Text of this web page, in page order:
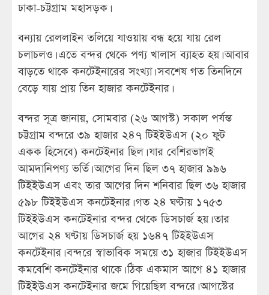
ঢাকা-চট্টগ্রাম মহাসড়ক।
বন্যায় রেললাইন তলিয়ে যাওয়ায় বন্ধ হয়ে যায় রেল
চলাচলও। এতে বন্দর থেকে পণ্য খালাস ব্যাহত হয়। আবার
বাড়তে থাকে কনটেইনারের সংখ্যা। সবশেষ গত তিনদিনে
বেড়ে যায় প্রায় তিন হাজার কনটেইনার।
বন্দর সূত্র জানায়, সোমবার (২৬ আগস্ট) সকাল পর্যন্ত
চট্টগ্রাম বন্দরে ৩৯ হাজার ২৪৭ টিইইউএস (২০ ফুট
একক হিসেবে) কনটেইনার ছিল। যার বেশিরভাগই
আমদানিপণ্য ভর্তি। আগের দিন ছিল ৩৭ হাজার ৯৯৬
টিইইউএস এবং তার আগের দিন শনিবার ছিল ৩৬ হাজার
৫৯৮ টিইইউএস কনটেইনার। গত ২৪ ঘণ্টায় ১৭৫৩
টিইইউএস কনটেইনার বন্দর থেকে ডিসচার্জ হয়। তার
আগের ২৪ ঘণ্টায় ডিসচার্জ হয় ১৬৪৭ টিইইউএস
কনটেইনার। বন্দরে স্বাভাবিক সময়ে ৩১ হাজার টিইইউএস
কমবেশি কনটেইনার থাকে। ঠিক একমাস আগে ৪১ হাজার
টিইইউএস কনটেইনার জমে গিয়েছিল বন্দরে। আগস্টের